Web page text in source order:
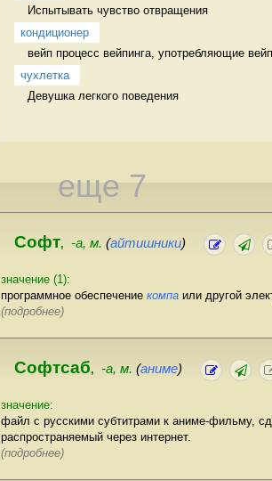
Испытывать чувство отвращения
кондиционер
вейп процесс вейпинга, употребляющие вейп.
чухлетка
Девушка легкого поведения
еще 7
Софт, -а, м. (айтишники)
значение (1):
программное обеспечение компа или другой
(подробнее)
Софтсаб, -а, м. (аниме)
значение:
файл с русскими субтитрами к аниме-фильму,
распространяемый через интернет.
(подробнее)